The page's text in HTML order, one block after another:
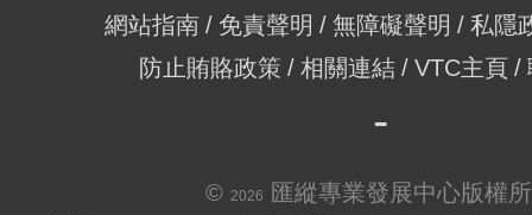
網站指南 免責聲明 無障礙聲明
私隱
防止賄賂政策
相關連結 VTC主頁
© 2026
匯縱專業發展中心版權